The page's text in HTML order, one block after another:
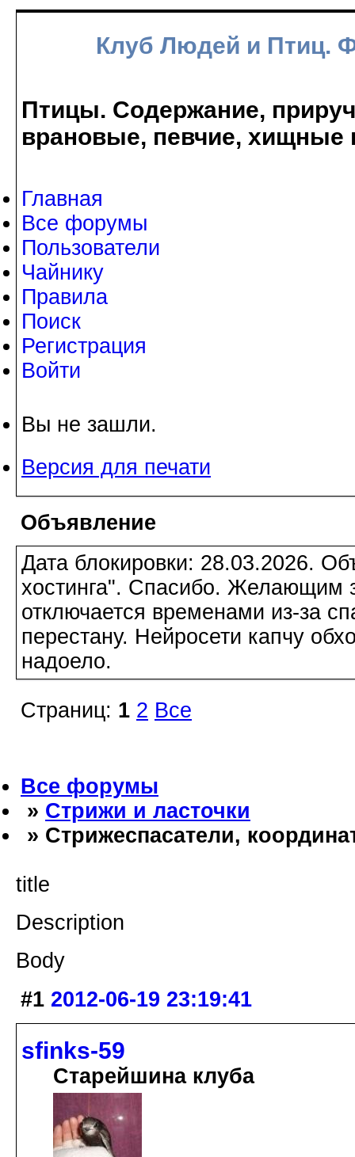
Клуб Людей и Птиц.
Птицы. Содержание,
врановые, певчие, хищные
Главная
Все форумы
Пользователи
Чайнику
Правила
Поиск
Регистрация
Войти
Вы не зашли.
Версия для печати
Объявление
Дата блокировки: 28.03.2026.
хостинга". Спасибо. Желающим
отключается временами из-за
перестану. Нейросети капчу
надоело.
Страниц: 1 2 Все
Все форумы
» Стрижи и ласточки
» Стрижеспасатели,
title
Description
Body
#1 2012-06-19 23:19:41
sfinks-59
Старейшина клуба